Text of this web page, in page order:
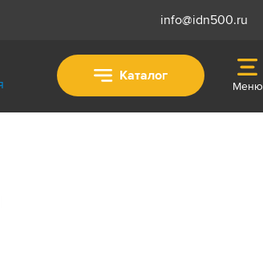
info@idn500.ru
Каталог
Меню